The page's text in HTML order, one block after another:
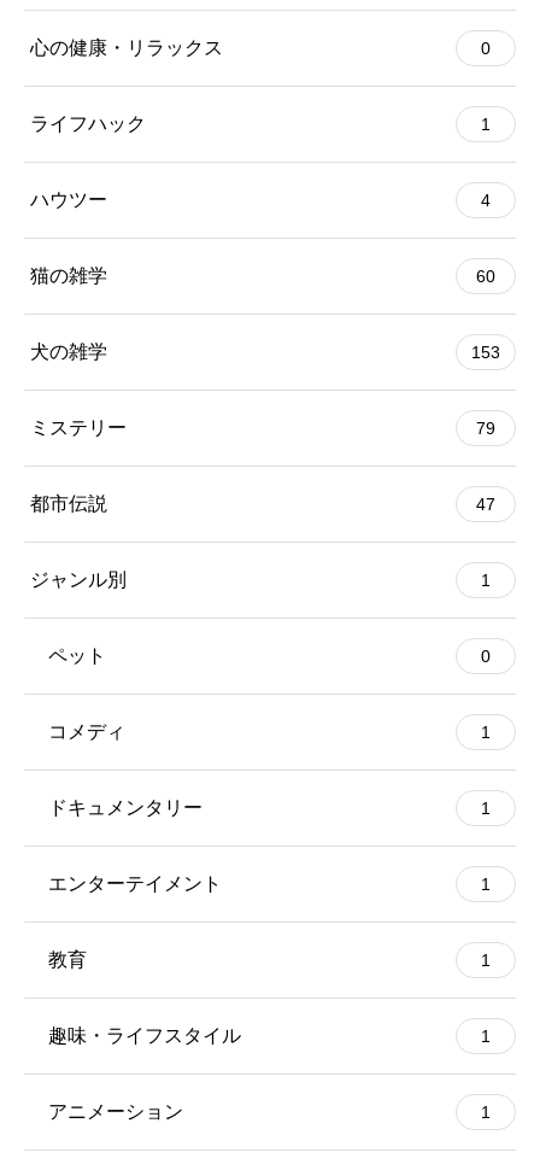
心の健康・リラックス 0
ライフハック 1
ハウツー 4
猫の雑学 60
犬の雑学 153
ミステリー 79
都市伝説 47
ジャンル別 1
ペット 0
コメディ 1
ドキュメンタリー 1
エンターテイメント 1
教育 1
趣味・ライフスタイル 1
アニメーション 1